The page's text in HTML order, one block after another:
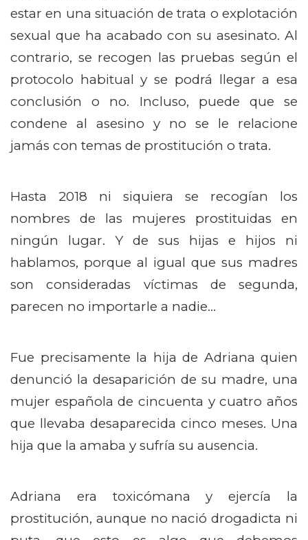
estar en una situación de trata o explotación
sexual que ha acabado con su asesinato. Al
contrario, se recogen las pruebas según el
protocolo habitual y se podrá llegar a esa
conclusión o no. Incluso, puede que se
condene al asesino y no se le relacione
jamás con temas de prostitución o trata.
Hasta 2018 ni siquiera se recogían los
nombres de las mujeres prostituidas en
ningún lugar. Y de sus hijas e hijos ni
hablamos, porque al igual que sus madres
son consideradas víctimas de segunda,
parecen no importarle a nadie…
Fue precisamente la hija de Adriana quien
denunció la desaparición de su madre, una
mujer española de cincuenta y cuatro años
que llevaba desaparecida cinco meses. Una
hija que la amaba y sufría su ausencia.
Adriana era toxicómana y ejercía la
prostitución, aunque no nació drogadicta ni